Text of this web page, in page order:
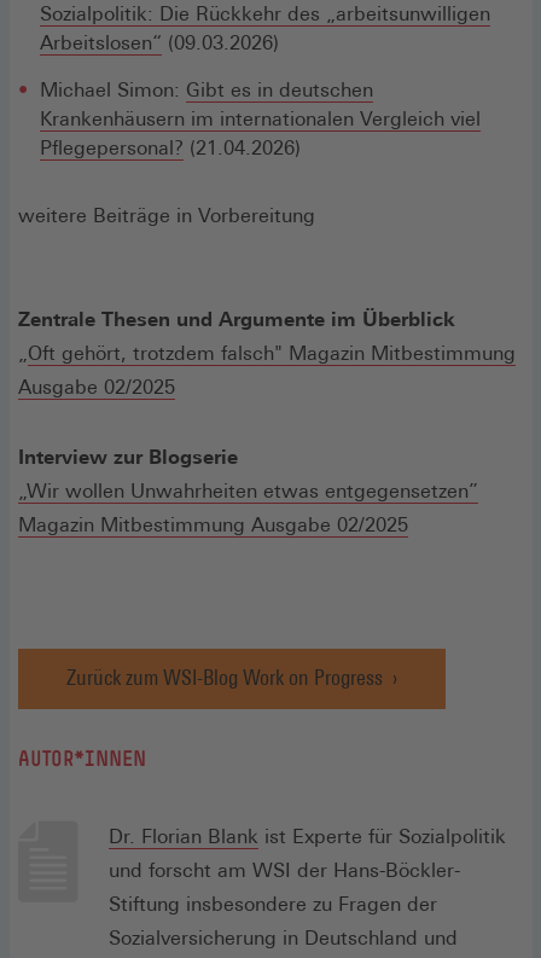
Sozialpolitik: Die Rückkehr des „arbeitsunwilligen
Arbeitslosen“ (09.03.2026)
Michael Simon: Gibt es in deutschen
Krankenhäusern im internationalen Vergleich viel
Pflegepersonal? (21.04.2026)
weitere Beiträge in Vorbereitung
Zentrale Thesen und Argumente im Überblick
Oft gehört, trotzdem falsch" Magazin Mitbestimmung
Ausgabe 02/2025
Interview zur Blogserie
„Wir wollen Unwahrheiten etwas entgegensetzen”
Magazin Mitbestimmung Ausgabe 02/2025
Zurück zum WSI-Blog Work on Progress
AUTOR*INNEN
Dr. Florian Blank ist Experte für Sozialpolitik
und forscht am WSI der Hans-Böckler-
Stiftung insbesondere zu Fragen der
Sozialversicherung in Deutschland und